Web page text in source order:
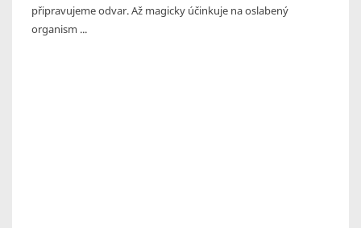
připravujeme odvar. Až magicky účinkuje na oslabený
organism ...